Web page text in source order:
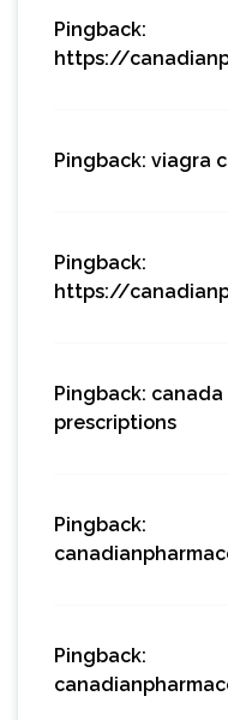
Pingback:
https://
Pingback: viagra
Pingback:
https://
Pingback: canada
prescriptions
Pingback:
Pingback: